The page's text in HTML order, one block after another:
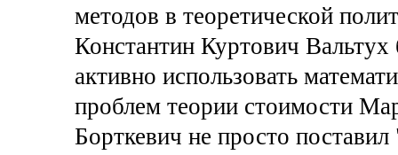
методов в теоретической
Константин Куртович
активно использовать
проблем теории стоимости
Борткевич не просто